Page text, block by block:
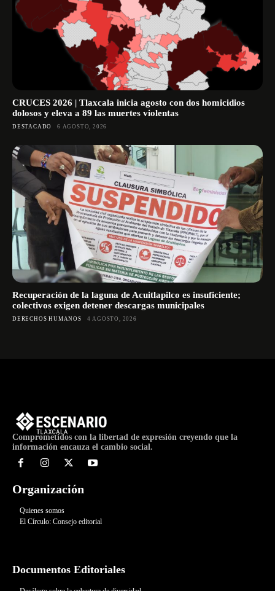
CRUCES 2026 | Tlaxcala inicia agosto con dos homicidios
dolosos y eleva a 89 las muertes violentas
DESTACADO 6 AGOSTO, 2026
Recuperación de la laguna de Acuitlapilco es insuficiente;
colectivos exigen detener descargas municipales
DERECHOS HUMANOS 4 AGOSTO, 2026
Comprometidos con la libertad de expresión creyendo que la
información encauza el cambio social.
Organización
Quienes somos
El Círculo: Consejo editorial
Documentos Editoriales